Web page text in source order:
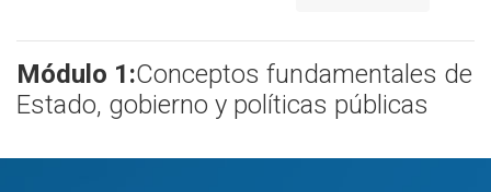
Módulo 1:Conceptos fundamentales de
Estado, gobierno y políticas públicas